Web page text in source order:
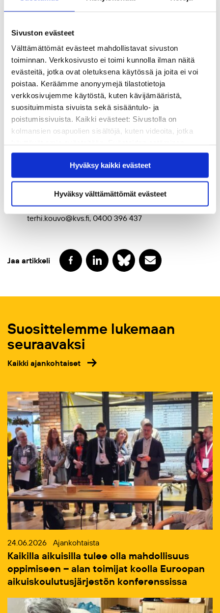
Sivuston evästeet
Välttämättömät evästeet mahdollistavat sivuston
toiminnan. Verkkosivusto ei toimi kunnolla ilman näitä
evästeitä, jotka ovat oletuksena käytössä ja joita ei voi
poistaa. Keräämme anonyymejä tilastotietoja
verkkosivujemme käytöstä, kuten kävijämääristä,
suosituimmista sivuista sekä sisääntulo- ja
poistumissivuista. Kaikki evästeet: Sivustolla on
kolmansien osapuolien sisältöjä, kuten videoita, jotka
saattaa estää näiden sisältöjen näkymisen.
Hyväksymällä kaikki evästeet varmistat, että kaikki
sisältö on käytettävissäsi.
Hyväksy kaikki evästeet
Hyväksy välttämättömät evästeet
pitää ylläverkkosivuja
tieteenalaa ja perehtyä kirjoittajaohjeisiin
onTwitterissäjaFacebookissa.
julkaisee säännöllisin väliajoinuutiskirjeen.
Lehden aiempia numeroita voi ostaaBooky-
verkkokaupasta.
Lue myös
uudistuksessa – Asiakastilanteet ovat yhä vaativampia
Lisätiedot
toimituspäällikköTerhi Kouvo,Aikuiskasvatus,
terhi.kouvo@kvs.fi, 0400 396 437
Jaa artikkeli
Suosittelemme lukemaan
seuraavaksi
Kaikki ajankohtaiset
24.06.2026 Ajankohtaista
Kaikilla aikuisilla tulee olla mahdollisuus
oppimiseen – alan toimijat koolla Euroopan
aikuiskoulutusjärjestön konferenssissa